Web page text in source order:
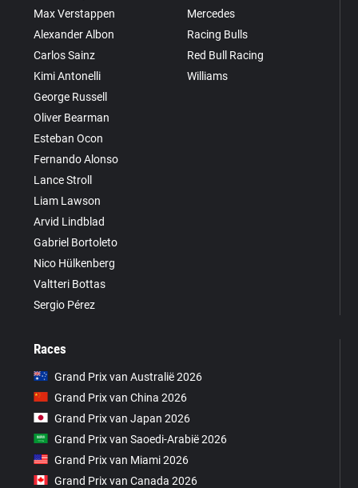
Max Verstappen
Alexander Albon
Carlos Sainz
Kimi Antonelli
George Russell
Oliver Bearman
Esteban Ocon
Fernando Alonso
Lance Stroll
Liam Lawson
Arvid Lindblad
Gabriel Bortoleto
Nico Hülkenberg
Valtteri Bottas
Sergio Pérez
Mercedes
Racing Bulls
Red Bull Racing
Williams
Races
Grand Prix van Australië 2026
Grand Prix van China 2026
Grand Prix van Japan 2026
Grand Prix van Saoedi-Arabië 2026
Grand Prix van Miami 2026
Grand Prix van Canada 2026